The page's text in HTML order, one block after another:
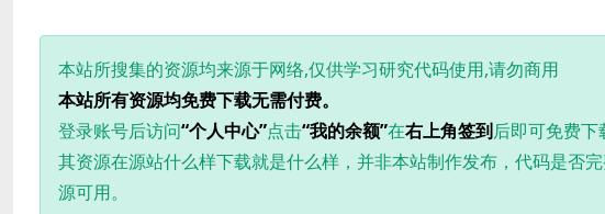
本站所搜集的资源均来源于网络,仅供学习研究代码使用,请勿商用
本站所有资源均免费下载无需付费。
登录账号后访问“个人中心”点击“我的余额”在右上角签到后即可免费下
其资源在源站什么样下载就是什么样，并非本站制作发布，代码是否
源可用。